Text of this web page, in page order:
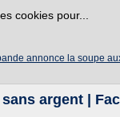
cookies pour...
annonce la soupe
argent |